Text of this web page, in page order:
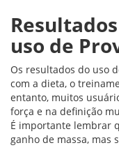
uso de
Os resultados do uso
com a dieta, o
entanto, muitos
força e na definição
É importante lembrar
ganho de massa, mas